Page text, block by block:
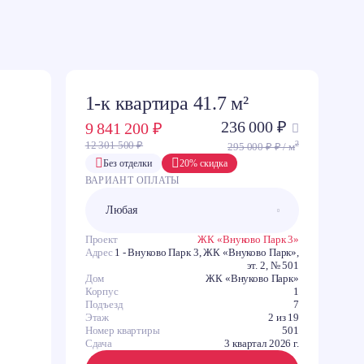
C
В
Ю
З
1-к квартира 41.7 м²
9 841 200 ₽
12 301 500 ₽
236 000 ₽
295 000 ₽ ₽ / м2
20% скидка
Без отделки
ВАРИАНТ ОПЛАТЫ
Проект
ЖК «Внуково Парк 3»
Адрес 1 - Внуково Парк 3, ЖК «Внуково Парк»,
эт. 2, № 501
Дом
ЖК «Внуково Парк»
Корпус
1
Подъезд
7
Этаж
2 из 19
Номер квартиры
501
Сдача
3 квартал 2026 г.